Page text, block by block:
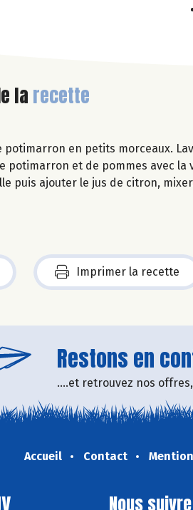
larecette
potimarron en petits morceaux.
potimarron et de pommes avec la
puis ajouter le jus de citron,
Imprimer la recette
Restons en
....et retrouvez nos
Accueil Contact
Nous